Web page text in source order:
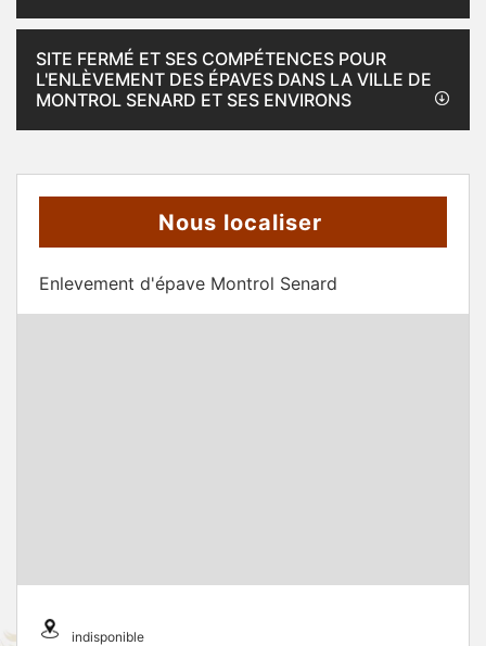
SITE FERMÉ ET SES COMPÉTENCES POUR
L'ENLÈVEMENT DES ÉPAVES DANS LA VILLE DE
MONTROL SENARD ET SES ENVIRONS
Nous localiser
Enlevement d'épave Montrol Senard
indisponible